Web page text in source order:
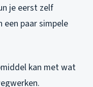
je eerst zelf
paar simpele
kan met wat